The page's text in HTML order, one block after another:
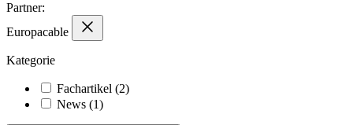
Partner:
Europacable
Kategorie
Fachartikel (2)
News (1)